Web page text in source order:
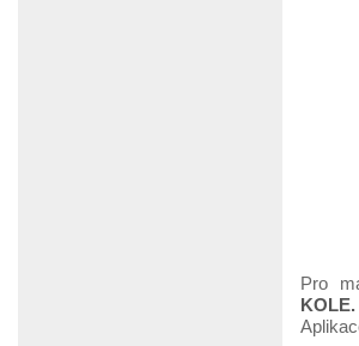
Pro
KOLE.